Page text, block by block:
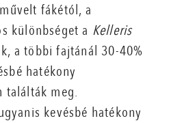
fákétól, a
különbséget a Kelleris
a többi fajtánál 30-40%
hatékony
találták meg.
kevésbé hatékony